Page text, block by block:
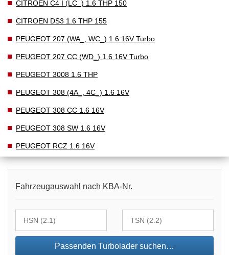
CITROEN C4 I (LC_) 1.6 THP 150
CITROEN DS3 1.6 THP 155
PEUGEOT 207 (WA_, WC_) 1.6 16V Turbo
PEUGEOT 207 CC (WD_) 1.6 16V Turbo
PEUGEOT 3008 1.6 THP
PEUGEOT 308 (4A_, 4C_) 1.6 16V
PEUGEOT 308 CC 1.6 16V
PEUGEOT 308 SW 1.6 16V
PEUGEOT RCZ 1.6 16V
Fahrzeugauswahl nach KBA-Nr.
Passenden Turbolader suchen…